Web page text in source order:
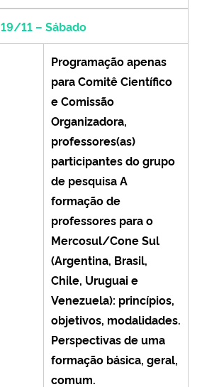
19/11 – Sábado
Programação apenas
para Comitê Científico
e Comissão
Organizadora,
professores(as)
participantes do grupo
de pesquisaA
formação de
professores para o
Mercosul/Cone Sul
(Argentina, Brasil,
Chile, Uruguai e
Venezuela): princípios,
objetivos, modalidades.
Perspectivas de uma
formação básica, geral,
comum.